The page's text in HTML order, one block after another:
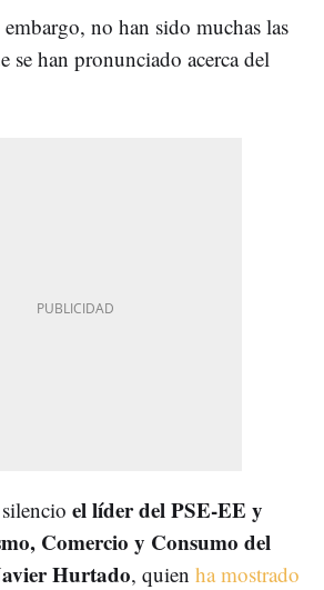
no han sido muchas las
se han pronunciado acerca del
el líder del PSE-EE y
Comercio y Consumo del
Hurtado, quien ha mostrado